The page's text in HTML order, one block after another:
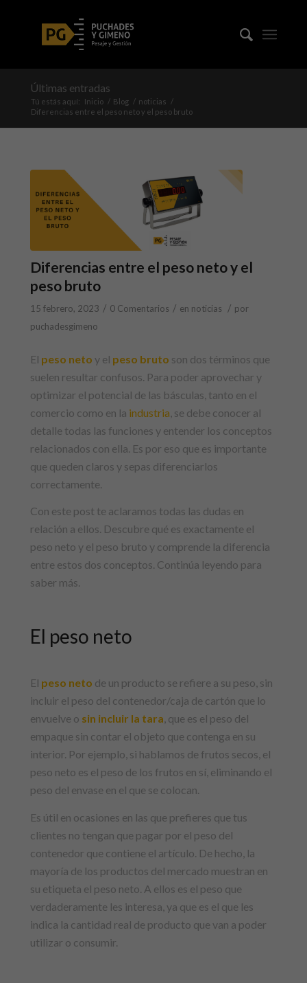
Últimas entradas
Tú estás aquí: Inicio / Blog / noticias
/
Diferencias entre el peso neto y el peso bruto
Diferencias entre el peso neto y el
peso bruto
15 febrero, 2023 / 0 Comentarios / en noticias / por
puchadesgimeno
El peso neto y el peso bruto son dos términos que
suelen resultar confusos. Para poder aprovechar y
optimizar el potencial de las básculas, tanto en el
comercio como en la industria , se debe conocer al
detalle todas las funciones y entender los conceptos
relacionados con ella. Es por eso que es importante
que queden claros y sepas diferenciarlos
correctamente.
Con este post te aclaramos todas las dudas en
relación a ellos. Descubre qué es exactamente el
peso neto y el peso bruto y comprende la diferencia
entre estos dos conceptos. Continúa leyendo para
saber más.
El peso neto
El peso neto de un producto se refiere a su peso, sin
incluir el peso del contenedor/caja de cartón que lo
envuelve o sin incluir la tara , que es el peso del
empaque sin contar el objeto que contenga en su
interior. Por ejemplo, si hablamos de frutos secos, el
peso neto es el peso de los frutos en sí, eliminando el
peso del envase en el que se colocan.
Es útil en ocasiones en las que prefieres que tus
clientes no tengan que pagar por el peso del
contenedor que contiene el artículo. De hecho, la
mayoría de los productos del mercado muestran en
su etiqueta el peso neto. A ellos es el peso que
verdaderamente les interesa, ya que es el que les
indica la cantidad real de producto que van a poder
utilizar o consumir.